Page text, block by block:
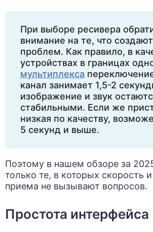
При выборе ресивера
внимание на те, что
проблем. Как правило, в
устройствах в границах
мультиплекса
канал занимает 1,5-2
изображение и звук
стабильными. Если же
низкая по качеству,
5 секунд и выше.
Поэтому в нашем обзоре за
только те, в которых скорость
приема не вызывают вопросов.
Простота интерфейса